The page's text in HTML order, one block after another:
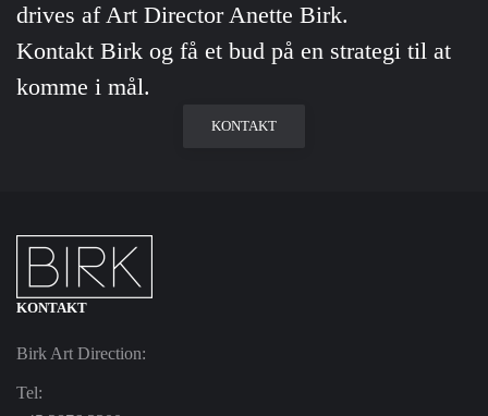
drives af Art Director Anette Birk.
Kontakt Birk og få et bud på en strategi til at
komme i mål.
KONTAKT
KONTAKT
Birk Art Direction:
Tel: